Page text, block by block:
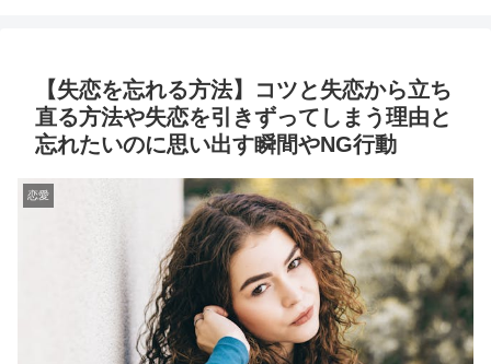
【失恋を忘れる方法】コツと失恋から立ち
直る方法や失恋を引きずってしまう理由と
忘れたいのに思い出す瞬間やNG行動
恋愛